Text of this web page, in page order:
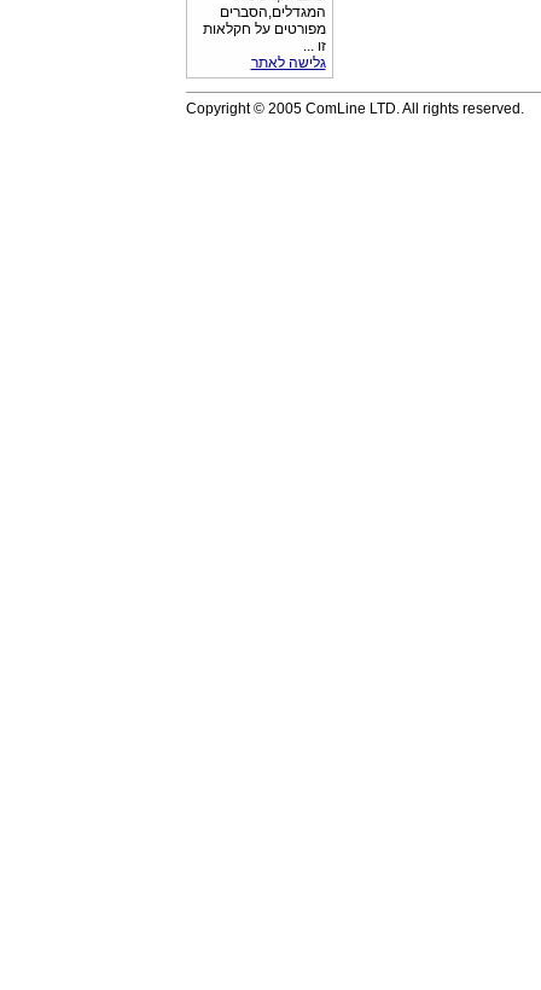
המגדלים,הסברים
מפורטים על חקלאות
זו ...
גלישה לאתר
Copyright © 2005 ComLine LTD. All rights reserved.